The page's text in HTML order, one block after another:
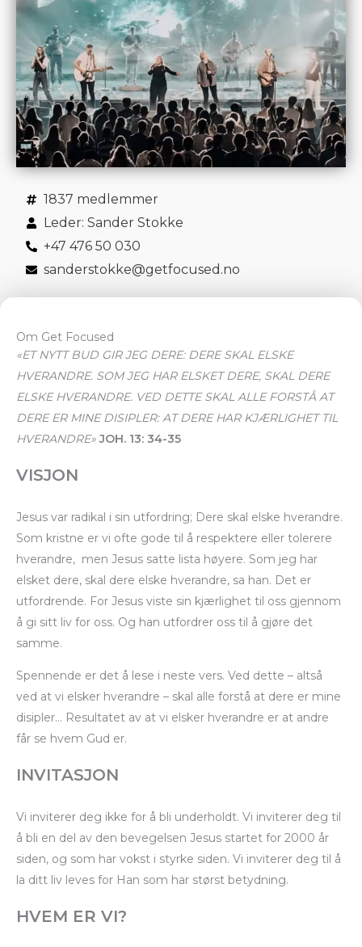
1837 medlemmer
Leder: Sander Stokke
+47 476 50 030
sanderstokke@getfocused.no
Om Get Focused
«ET NYTT BUD GIR JEG DERE: DERE SKAL ELSKE
HVERANDRE. SOM JEG HAR ELSKET DERE, SKAL DERE
ELSKE HVERANDRE. VED DETTE SKAL ALLE FORSTÅ AT
DERE ER MINE DISIPLER: AT DERE HAR KJÆRLIGHET TIL
HVERANDRE» JOH. 13: 34-35
VISJON
Jesus var radikal i sin utfordring; Dere skal elske hverandre.
Som kristne er vi ofte gode til å respektere eller tolerere
hverandre, men Jesus satte lista høyere. Som jeg har
elsket dere, skal dere elske hverandre, sa han. Det er
utfordrende. For Jesus viste sin kjærlighet til oss gjennom
å gi sitt liv for oss. Og han utfordrer oss til å gjøre det
samme.
Spennende er det å lese i neste vers. Ved dette – altså
ved at vi elsker hverandre – skal alle forstå at dere er mine
disipler… Resultatet av at vi elsker hverandre er at andre
får se hvem Gud er.
INVITASJON
Vi inviterer deg ikke for å bli underholdt. Vi inviterer deg til
å bli en del av den bevegelsen Jesus startet for 2000 år
siden, og som har vokst i styrke siden. Vi inviterer deg til å
la ditt liv leves for Han som har størst betydning.
HVEM ER VI?